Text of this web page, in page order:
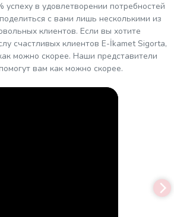
успеху в удовлетворении потребностей
с вами лишь несколькими из
клиентов. Если вы хотите
счастливых клиентов E-İkamet Sigorta,
можно скорее. Наши представители
вам как можно скорее.